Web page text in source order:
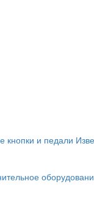
кнопки и педали